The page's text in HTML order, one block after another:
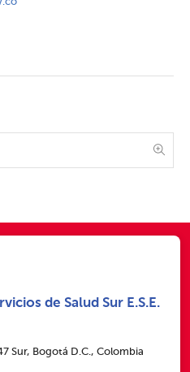
de Salud Sur E.S.E.
Sur, Bogotá D.C., Colombia